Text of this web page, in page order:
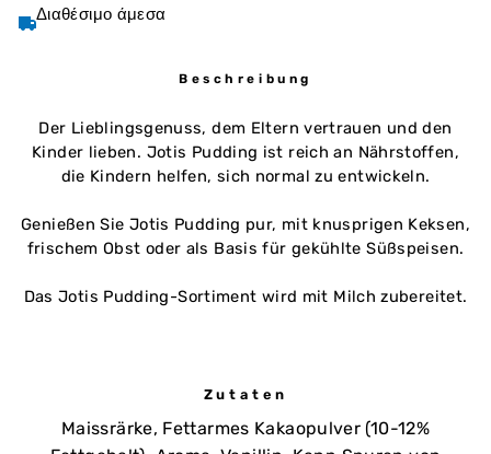
Διαθέσιμο άμεσα
Beschreibung
Der Lieblingsgenuss, dem Eltern vertrauen und den
Kinder lieben. Jotis Pudding ist reich an Nährstoffen,
die Kindern helfen, sich normal zu entwickeln.
Genießen Sie Jotis Pudding pur, mit knusprigen Keksen,
frischem Obst oder als Basis für gekühlte Süßspeisen.
Das Jotis Pudding-Sortiment wird mit Milch zubereitet.
Zutaten
Maissrärke, Fettarmes Kakaopulver (10-12%